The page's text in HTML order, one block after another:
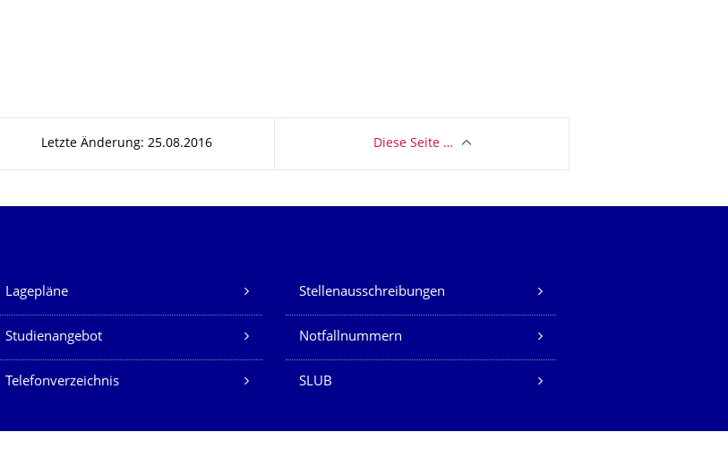
Letzte Änderung: 25.08.2016 Diese Seite …
Unsere Dienste
Lagepläne Stellenausschreibungen
Studienangebot Notfallnummern
Telefonverzeichnis SLUB